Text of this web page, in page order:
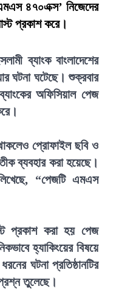
৪৭০এক্স’ নিজেদের
প্রকাশ করে।
ব্যাংক বাংলাদেশের
ঘটনা ঘটেছে। শুক্রবার
অফিসিয়াল পেজ
প্রোফাইল ছবি ও
ব্যবহার করা হয়েছে।
“পেজটি এমএস
প্রকাশ করা হয় পেজ
হ্যাকিংয়ের বিষয়ে
ঘটনা প্রতিষ্ঠানটির
প্রশ্ন তুলেছে।